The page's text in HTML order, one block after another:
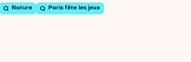
Nature Paris fête les jeux